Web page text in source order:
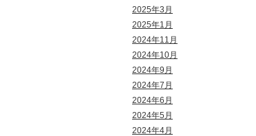
2025年3月
2025年1月
2024年11月
2024年10月
2024年9月
2024年7月
2024年6月
2024年5月
2024年4月